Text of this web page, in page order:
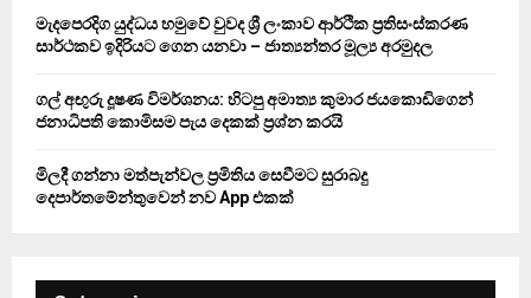
මැදපෙරදිග යුද්ධය හමුවේ වුවද ශ්‍රී ලංකාව ආර්ථික ප්‍රතිසංස්කරණ
සාර්ථකව ඉදිරියට ගෙන යනවා – ජාත්‍යන්තර මූල්‍ය අරමුදල
ගල් අඟුරු දූෂණ විමර්ශනය: හිටපු අමාත්‍ය කුමාර ජයකොඩිගෙන්
ජනාධිපති කොමිසම පැය දෙකක් ප්‍රශ්න කරයි
මිලදී ගන්නා මත්පැන්වල ප්‍රමිතිය සෙවීමට සුරාබදු
දෙපාර්තමේන්තුවෙන් නව App එකක්